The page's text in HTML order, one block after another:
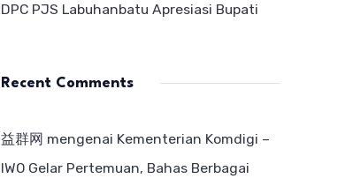
DPC PJS Labuhanbatu Apresiasi Bupati
Recent Comments
益群网 mengenai Kementerian Komdigi –
IWO Gelar Pertemuan, Bahas Berbagai